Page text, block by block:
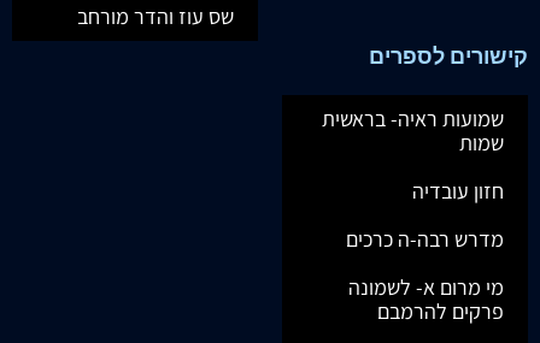
שס עוז והדר מורחב
קישורים לספרים
שמועות ראיה- בראשית
שמות
חזון עובדיה
מדרש רבה-ה כרכים
מי מרום א- לשמונה
פרקים להרמבם